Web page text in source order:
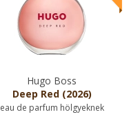
Hugo Boss
Deep Red (2026)
eau de parfum hölgyeknek